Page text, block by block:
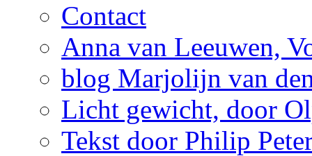
Contact
Anna van Leeuwen,
blog Marjolijn van
Licht gewicht, door
Tekst door Philip